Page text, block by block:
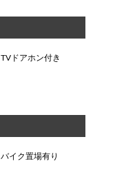
TVドアホン付き
バイク置場有り